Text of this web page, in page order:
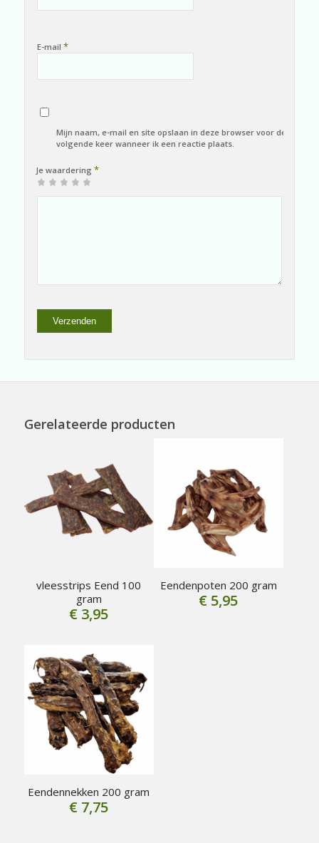
E-mail *
Mijn naam, e-mail en site opslaan in deze browser voor de
volgende keer wanneer ik een reactie plaats.
Je waardering *
1
2
3 van
4 van de
5 van de 5
Gerelateerde producten
vleesstrips Eend 100
gram
€ 3,95
Eendenpoten 200 gram
€ 5,95
Eendennekken 200 gram
€ 7,75